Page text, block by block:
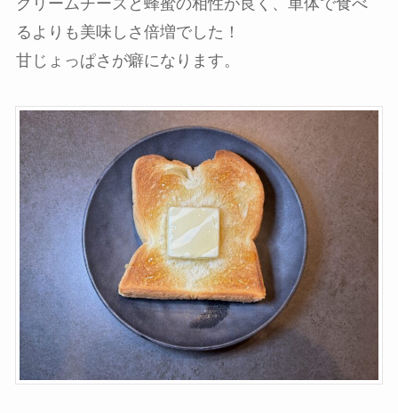
るよりも美味しさ倍増でした！
甘じょっぱさが癖になります。